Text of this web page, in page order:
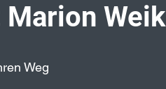
Weik
Weg